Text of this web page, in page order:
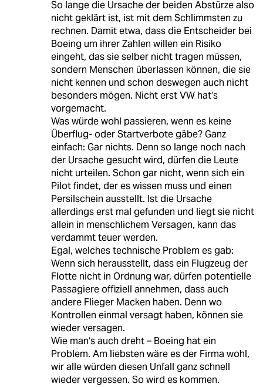
So lange die Ursache der beiden Abstürze also
nicht geklärt ist, ist mit dem Schlimmsten zu
rechnen. Damit etwa, dass die Entscheider bei
Boeing um ihrer Zahlen willen ein Risiko
eingeht, das sie selber nicht tragen müssen,
sondern Menschen überlassen können, die sie
nicht kennen und schon deswegen auch nicht
besonders mögen. Nicht erst VW hat‘s
vorgemacht.
Was würde wohl passieren, wenn es keine
Überflug- oder Startverbote gäbe? Ganz
einfach: Gar nichts. Denn so lange noch nach
der Ursache gesucht wird, dürfen die Leute
nicht urteilen. Schon gar nicht, wenn sich ein
Pilot findet, der es wissen muss und einen
Persilschein ausstellt. Ist die Ursache
allerdings erst mal gefunden und liegt sie nicht
allein in menschlichem Versagen, kann das
verdammt teuer werden.
Egal, welches technische Problem es gab:
Wenn sich herausstellt, dass ein Flugzeug der
Flotte nicht in Ordnung war, dürfen potentielle
Passagiere offiziell annehmen, dass auch
andere Flieger Macken haben. Denn wo
Kontrollen einmal versagt haben, können sie
wieder versagen.
Wie man‘s auch dreht – Boeing hat ein
Problem. Am liebsten wäre es der Firma wohl,
wir alle würden diesen Unfall ganz schnell
wieder vergessen. So wird es kommen.